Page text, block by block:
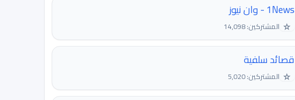
1News - وان نيوز
☆ المشتركين: 14,098
قصائد سلفية
☆ المشتركين: 5,020